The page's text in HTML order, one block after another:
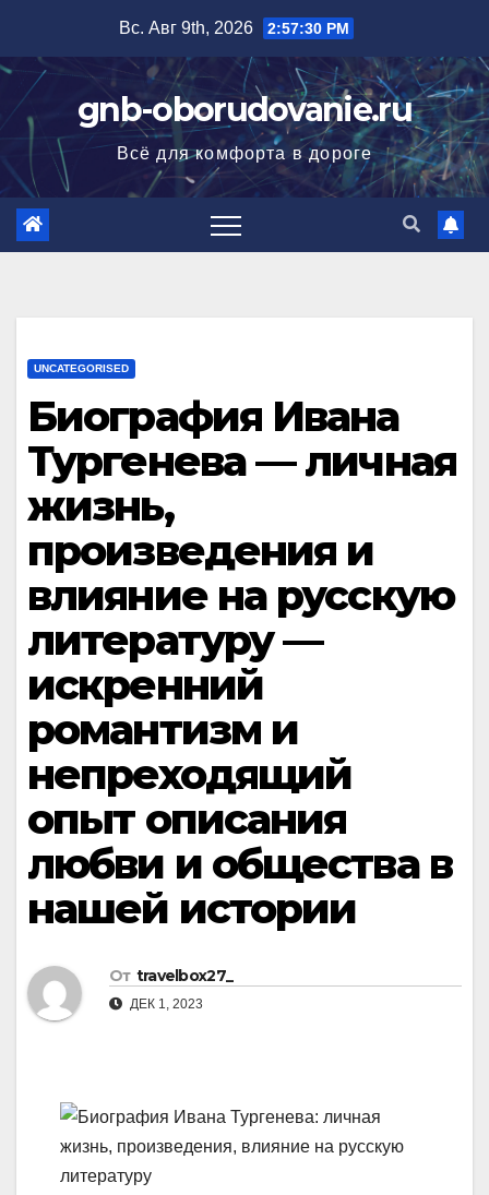
содержимому
Вс. Авг 9th, 2026 2:57:31 PM
gnb-oborudovanie.ru
Всё для комфорта в дороге
UNCATEGORISED
Биография Ивана
Тургенева — личная
жизнь,
произведения и
влияние на русскую
литературу —
искренний
романтизм и
непреходящий
опыт описания
любви и общества в
нашей истории
От travelbox27_
ДЕК 1, 2023